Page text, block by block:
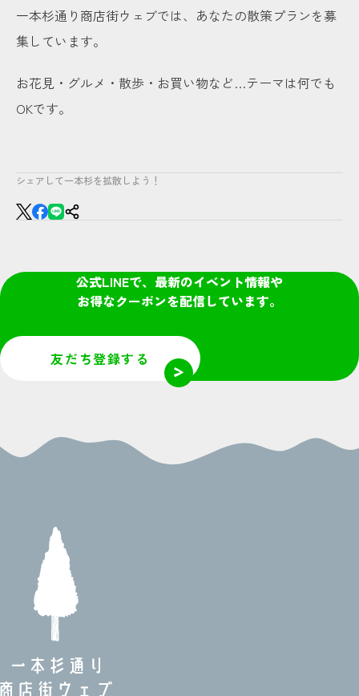
一本杉通り商店街ウェブでは、あなたの散策プランを募
集しています。
お花見・グルメ・散歩・お買い物など…テーマは何でも
OKです。
シェアして一本杉を拡散しよう！
公式LINEで、最新のイベント情報や
お得なクーポンを配信しています。
友だち登録する